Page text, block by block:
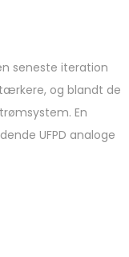
seneste iteration
og blandt de
En
UFPD analoge